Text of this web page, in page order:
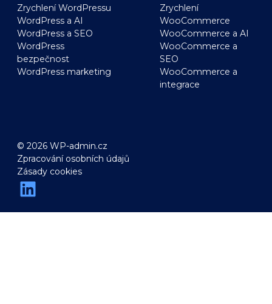
Zrychlení WordPressu
WordPress a AI
WordPress a SEO
WordPress
bezpečnost
WordPress marketing
Zrychlení
WooCommerce
WooCommerce a AI
WooCommerce a
SEO
WooCommerce a
integrace
© 2026 WP-admin.cz
Zpracování osobních údajů
Zásady cookies